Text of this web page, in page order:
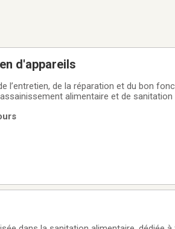
d'appareils
l’entretien, de la réparation et du bon
alimentaire et de sanitation